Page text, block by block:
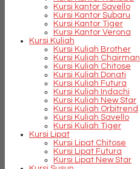
Kursi kantor Savello
Kursi Kantor Subaru
Kursi Kantor Tiger
Kursi Kantor Verona
Kursi Kuliah
Kursi Kuliah Brother
Kursi Kuliah Chairman
Kursi Kuliah Chitose
Kursi Kuliah Donati
Kursi Kuliah Futura
Kursi Kuliah Indachi
Kursi Kuliah New Star
Kursi Kuliah Orbitrend
Kursi Kuliah Savello
Kursi Kuliah Tiger
Kursi Lipat
Kursi Lipat Chitose
Kursi Lipat Futura
Kursi Lipat New Star